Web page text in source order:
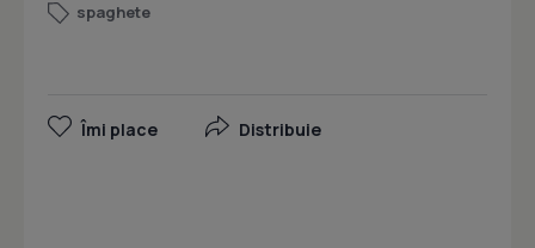
spaghete
Îmi place Distribuie